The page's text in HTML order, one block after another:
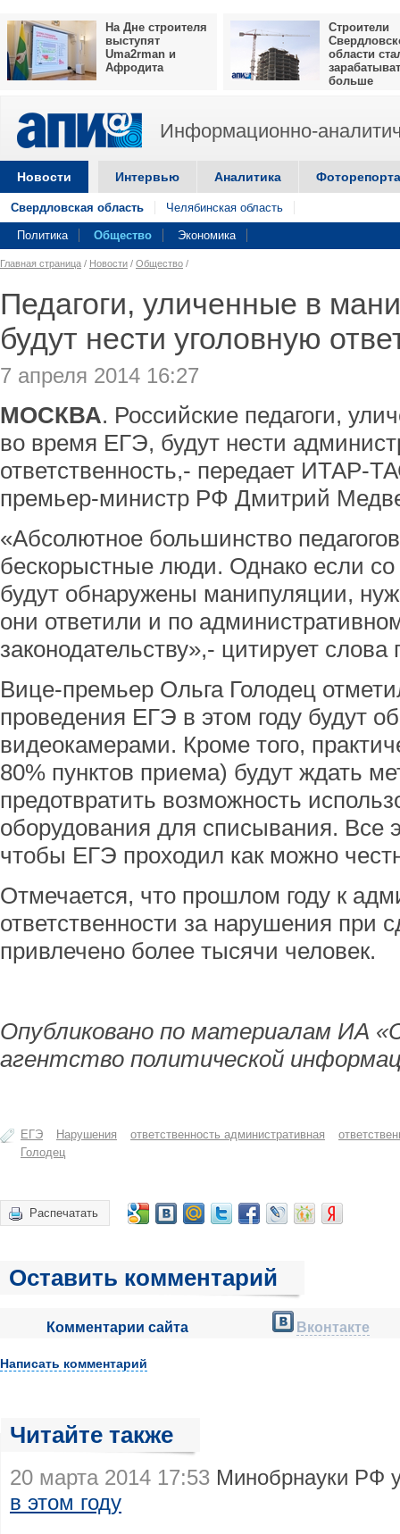
На Дне строителя
выступят
Uma2rman и
Афродита
Строители
области
больше
Информационно-
Новости Интервью Аналитика
Свердловская область Челябинская область
Политика Общество Экономика
Главная страница / Новости / Общество /
Педагоги, уличенные в
будут нести уголовную
7 апреля 2014 16:27
МОСКВА. Российские педагоги,
во время ЕГЭ, будут нести
ответственность,- передает ИТАР-
премьер-министр РФ Дмитрий
«Абсолютное большинство
бескорыстные люди. Однако если со
будут обнаружены манипуляции,
они ответили и по
законодательству»,- цитирует
Вице-премьер Ольга Голодец
проведения ЕГЭ в этом году будут
видеокамерами. Кроме того,
80% пунктов приема) будут ждать
предотвратить возможность
оборудования для списывания. Все
чтобы ЕГЭ проходил как можно
Отмечается, что прошлом году к
ответственности за нарушения при
привлечено более тысячи человек.
Опубликовано по материалам ИА
агентство политической
ЕГЭ Нарушения ответственность административная
Голодец
Распечатать
Оставить комментарий
Комментарии сайта Вконтакте
Написать комментарий
Читайте также
20 марта 2014 17:53 Минобрнауки РФ
в этом году